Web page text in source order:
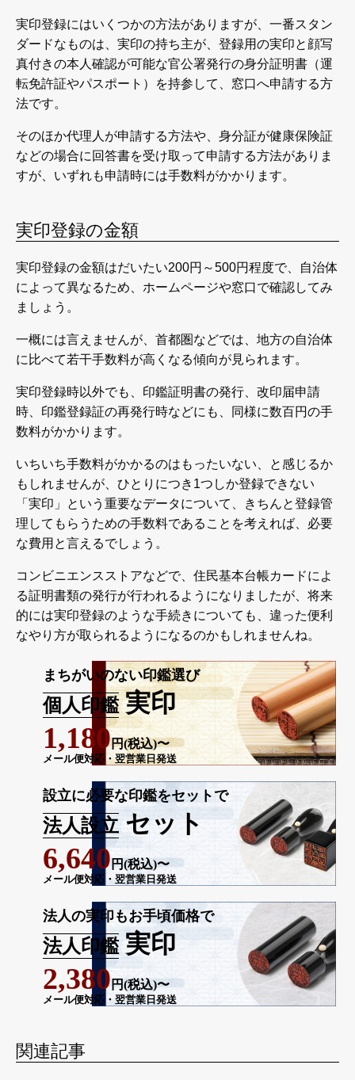
実印登録にはいくつかの方法がありますが、一番スタン
ダードなものは、実印の持ち主が、登録用の実印と顔写
真付きの本人確認が可能な官公署発行の身分証明書（運
転免許証やパスポート）を持参して、窓口へ申請する方
法です。
そのほか代理人が申請する方法や、身分証が健康保険証
などの場合に回答書を受け取って申請する方法がありま
すが、いずれも申請時には手数料がかかります。
実印登録の金額
実印登録の金額はだいたい200円～500円程度で、自治体
によって異なるため、ホームページや窓口で確認してみ
ましょう。
一概には言えませんが、首都圏などでは、地方の自治体
に比べて若干手数料が高くなる傾向が見られます。
実印登録時以外でも、印鑑証明書の発行、改印届申請
時、印鑑登録証の再発行時などにも、同様に数百円の手
数料がかかります。
いちいち手数料がかかるのはもったいない、と感じるか
もしれませんが、ひとりにつき1つしか登録できない
「実印」という重要なデータについて、きちんと登録管
理してもらうための手数料であることを考えれば、必要
な費用と言えるでしょう。
コンビニエンスストアなどで、住民基本台帳カードによ
る証明書類の発行が行われるようになりましたが、将来
的には実印登録のような手続きについても、違った便利
なやり方が取られるようになるのかもしれませんね。
まちがいのない印鑑選び
個人印鑑 実印
1,180円(税込)〜
メール便対応・翌営業日発送
設立に必要な印鑑をセットで
法人設立 セット
6,640円(税込)〜
メール便対応・翌営業日発送
法人の実印もお手頃価格で
法人印鑑 実印
2,380円(税込)〜
メール便対応・翌営業日発送
関連記事